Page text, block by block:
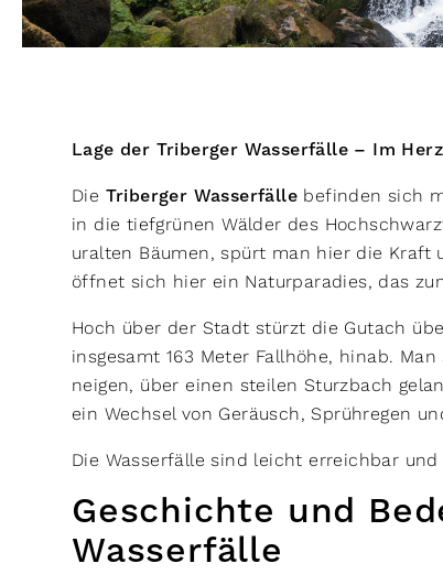
Lage der Triberger Wasserfälle – Im
Die Triberger Wasserfälle befinden sich
in die tiefgrünen Wälder des
uralten Bäumen, spürt man hier die Kraft
öffnet sich hier ein Naturparadies, das
Hoch über der Stadt stürzt die Gutach
insgesamt 163 Meter Fallhöhe, hinab.
neigen, über einen steilen Sturzbach
ein Wechsel von Geräusch, Sprühregen
Die Wasserfälle sind leicht erreichbar
Geschichte und
Wasserfälle